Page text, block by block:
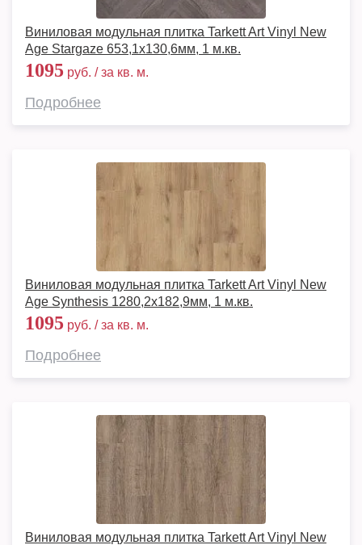
Виниловая модульная плитка Tarkett Art Vinyl New
Age Stargaze 653,1х130,6мм, 1 м.кв.
1095 руб. / за кв. м.
Подробнее
Виниловая модульная плитка Tarkett Art Vinyl New
Age Synthesis 1280,2х182,9мм, 1 м.кв.
1095 руб. / за кв. м.
Подробнее
Виниловая модульная плитка Tarkett Art Vinyl New